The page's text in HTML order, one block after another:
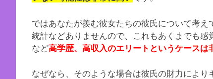
ではあなたが羨む彼女たちの彼氏について考
統計などありませんので、これもあくまでも
など高学歴、高収入のエリートというケースは
なぜなら、そのような場合は彼氏の財力により